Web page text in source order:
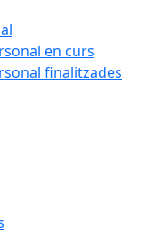
en curs
finalitzades